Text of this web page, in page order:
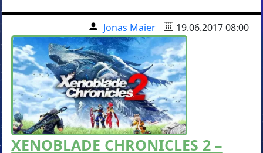
Jonas Maier 19.06.2017 08:00
XENOBLADE CHRONICLES 2 –